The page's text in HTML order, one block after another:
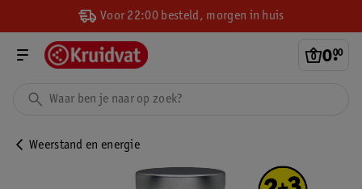
Voor 22:00 besteld, morgen in huis
0.
00
Weerstand en energie